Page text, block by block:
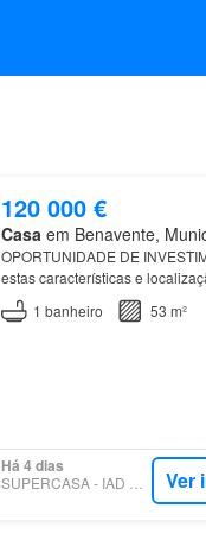
120 000 €
Casaem Benavente,
OPORTUNIDADE DE
estas características e
1 banheiro 53 m²
Há 4 dias
SUPERCASA - IAD PORTUGAL Ver